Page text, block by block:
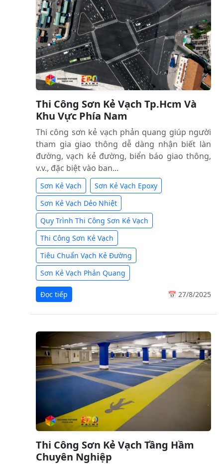
Thi Công Sơn Kẻ Vạch Tp.Hcm Và
Khu Vực Phía Nam
Thi công sơn kẻ vạch phản quang giúp người
tham gia giao thông dễ dàng nhận biết làn
đường, vạch kẻ đường, biển báo giao thông,
v.v., đặc biệt vào ban...
Sơn Kẻ Vạch
Sơn Kẻ Vạch Epoxy
Sơn Kẻ Vạch Dẻo Nhiệt
Quy Trình Thi Công Sơn Kẻ Vạch
Thi Công Sơn Kẻ Vạch
Tiêu Chuẩn Vạch Kẻ Đường
Sơn Kẻ Vạch Phản Quang
Đọc tiếp 📅 27/8/2025
Thi Công Sơn Kẻ Vạch Tầng Hầm
Chuyên Nghiệp